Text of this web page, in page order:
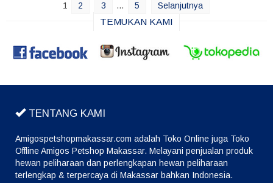
1 2 3 … 5 Selanjutnya
TEMUKAN KAMI
TENTANG KAMI
Amigospetshopmakassar.com adalah Toko Online juga Toko
Offline Amigos Petshop Makassar. Melayani penjualan produk
hewan peliharaan dan perlengkapan hewan peliharaan
terlengkap & terpercaya di Makassar bahkan Indonesia.